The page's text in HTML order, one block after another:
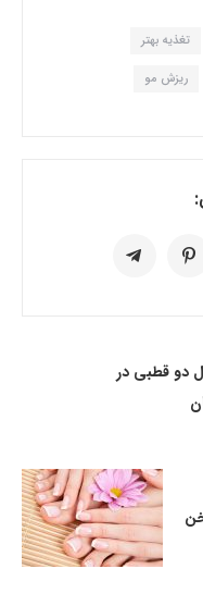
تغذیه بهتر
ریزش مو
دو قطبی در